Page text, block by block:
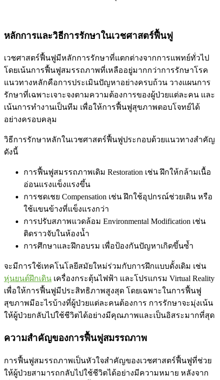
หลักการและวิธีการรักษาในเวชศาสตร์ฟื้นฟู
เวชศาสตร์ฟื้นฟูมีหลักการรักษาที่แตกต่างจากการแพทย์ทั่วไป
โดยเน้นการฟื้นฟูสมรรถภาพที่เหลืออยู่มากกว่าการรักษาโรค
แนวทางหลักคือการประเมินปัญหาอย่างครบถ้วน วางแผนการ
รักษาที่เฉพาะเจาะจงตามความต้องการของผู้ป่วยแต่ละคน และ
เน้นการทำงานเป็นทีม เพื่อให้การฟื้นฟูสุขภาพตอบโจทย์ได้
อย่างครอบคลุม
วิธีการรักษาหลักในเวชศาสตร์ฟื้นฟูประกอบด้วยแนวทางสำคัญ
ดังนี้
การฟื้นฟูสมรรถภาพเดิม Restoration เช่น ฝึกให้กล้ามเนื้อ
อ่อนแรงแข็งแรงขึ้น
การชดเชย Compensation เช่น ฝึกใช้อุปกรณ์ช่วยเดิน หรือ
ใช้แขนข้างที่แข็งแรงกว่า
การปรับสภาพแวดล้อม Environmental Modification เช่น
ติดราวจับในห้องน้ำ
การศึกษาและฝึกอบรม เพื่อป้องกันปัญหาเกิดขึ้นซ้ำ
จะมีการใช้เทคโนโลยีสมัยใหม่ร่วมกับการฝึกแบบดั้งเดิม เช่น
หุ่นยนต์ฝึกเดิน เครื่องกระตุ้นไฟฟ้า และโปรแกรม Virtual Reality
เพื่อให้การฟื้นฟูมีประสิทธิภาพสูงสุด โดยเฉพาะในการฟื้นฟู
สุขภาพมีอะไรบ้างที่ผู้ป่วยแต่ละคนต้องการ การรักษาจะมุ่งเน้น
ให้ผู้ป่วยกลับไปใช้ชีวิตได้อย่างมีคุณภาพและเป็นอิสระมากที่สุด
ความสำคัญของการฟื้นฟูสมรรถภาพ
การฟื้นฟูสมรรถภาพเป็นหัวใจสำคัญของเวชศาสตร์ฟื้นฟูที่ช่วย
ให้ผู้ป่วยสามารถกลับไปใช้ชีวิตได้อย่างมีความหมาย หลังจาก